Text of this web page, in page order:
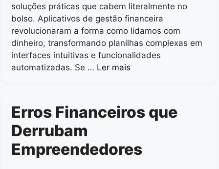
soluções práticas que cabem literalmente no
bolso. Aplicativos de gestão financeira
revolucionaram a forma como lidamos com
dinheiro, transformando planilhas complexas em
interfaces intuitivas e funcionalidades
automatizadas. Se … Ler mais
Erros Financeiros que
Derrubam
Empreendedores